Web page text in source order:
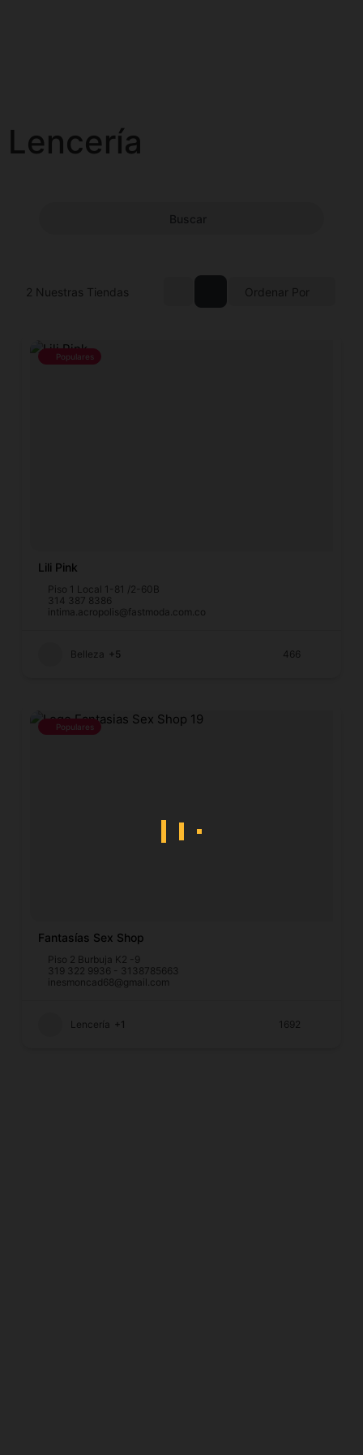
Lencería
Buscar
2 Nuestras Tiendas Ordenar Por
Populares
Lili Pink
Piso 1 Local 1-81 /2-60B
314 387 8386
intima.acropolis@fastmoda.com.co
Belleza +5 466
Populares
Fantasías Sex Shop
Piso 2 Burbuja K2 -9
319 322 9936 - 3138785663
inesmoncad68@gmail.com
Lencería +1 1692